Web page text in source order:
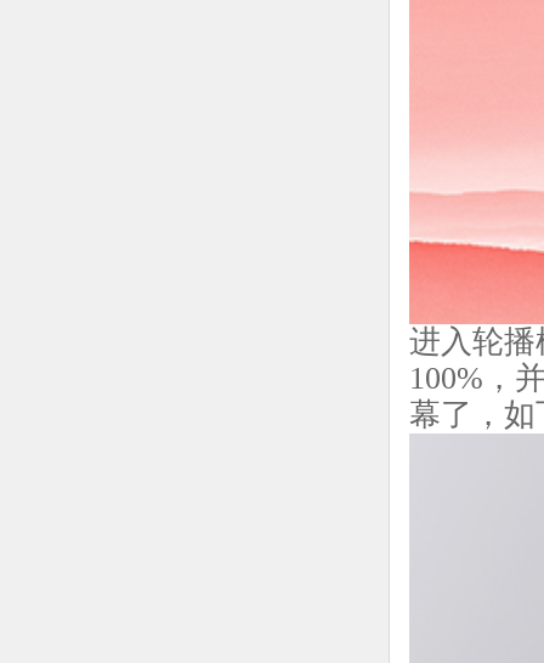
进入轮
100%，
幕了，